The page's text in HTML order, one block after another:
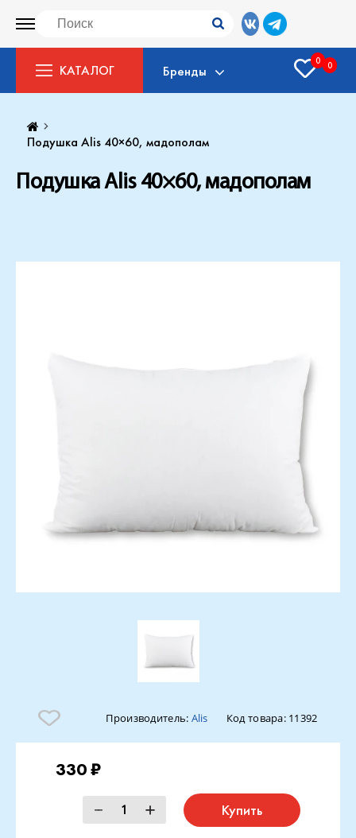
КАТАЛОГ Бренды
0 0
Подушка Alis 40×60, мадополам
Подушка Alis 40×60, мадополам
Производитель: Alis Код товара: 11392
330 ₽
Купить